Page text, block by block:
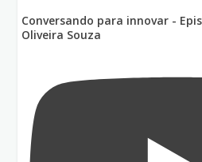
Conversando para innovar -
Oliveira Souza